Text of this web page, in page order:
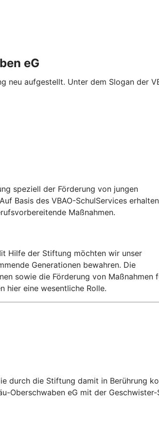
eG
neu aufgestellt. Unter dem Slogan der
speziell der Förderung von jungen
Basis des VBAO-SchulServices
Maßnahmen.
Hilfe der Stiftung möchten wir unser
Generationen bewahren. Die
sowie die Förderung von Maßnahmen
hier eine wesentliche Rolle.
durch die Stiftung damit in Berührung
Oberschwaben eG mit der